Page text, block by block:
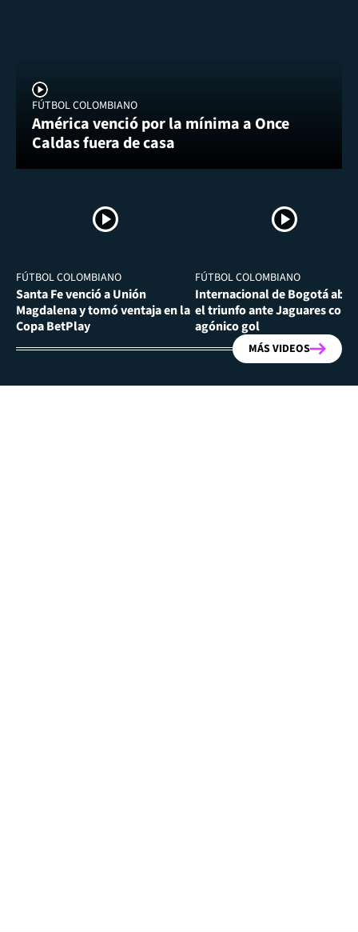
FÚTBOL COLOMBIANO
América venció por la mínima a Once
Caldas fuera de casa
FÚTBOL COLOMBIANO
Santa Fe venció a Unión
Magdalena y tomó ventaja en la
Copa BetPlay
FÚTBOL COLOMBIANO
Internacional de Bogotá
el triunfo ante Jaguares con
agónico gol
MÁS VIDEOS